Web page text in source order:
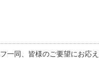
一同、皆様のご要望にお応